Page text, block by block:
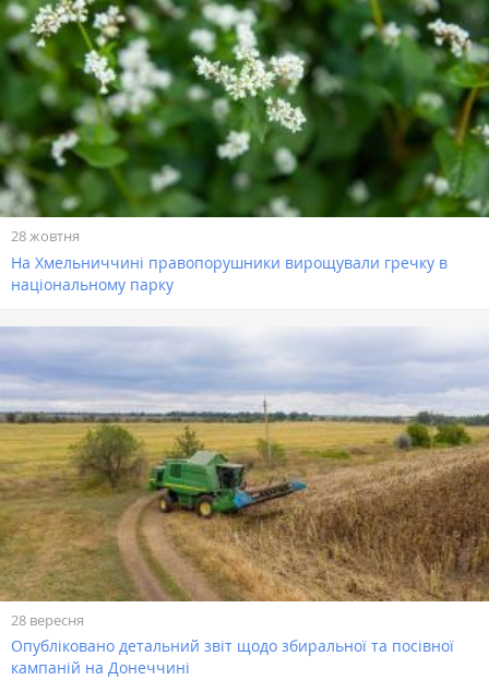
28 жовтня
На Хмельниччині правопорушники вирощували гречку в
національному парку
28 вересня
Опубліковано детальний звіт щодо збиральної та посівної
кампаній на Донеччині